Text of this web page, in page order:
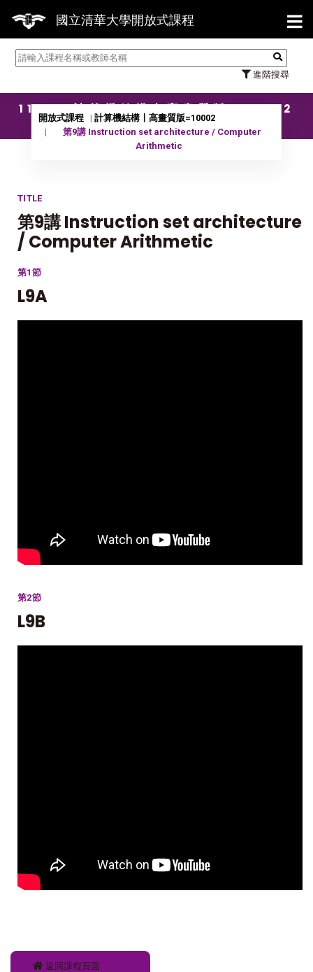
國立清華大學開放式課程
進階搜尋
【
11001 計算機結構〡高畫質版=10002
開放式課程
計算機結構〡高畫質版=10002
第9講 Instruction set architecture / Computer
Arithmetic
TITLE
第9講 Instruction set architecture
/ Computer Arithmetic
第1節
L9A
第2節
L9B
返回課程頁面